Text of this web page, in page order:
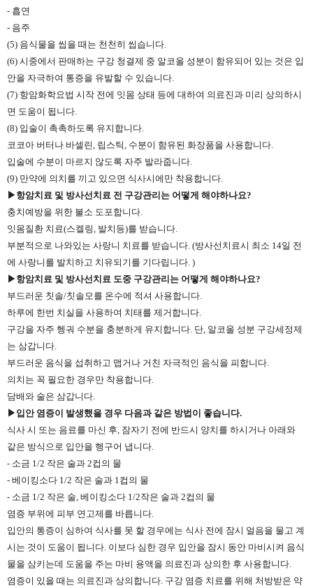
- 흡연
- 음주
(5) 음식물을 씹을 때는 천천히 씹습니다.
(6) 시중에서 판매하는 구강 청결제 중 알코올 성분이 함유되어 있는 것은 입
안을 자극하여 통증을 유발할 수 있습니다.
(7) 항암화학요법 시작 전에 잇몸 상태 등에 대하여 의료진과 미리 상의하시
면 도움이 됩니다.
(8) 입술이 촉촉하도록 유지합니다.
코코아 버터나 바셀린, 립스틱, 수분이 함유된 화장품을 사용합니다.
입술에 수분이 마르지 않도록 자주 발라줍니다.
(9) 만약에 의치를 끼고 있으면 식사시에만 착용합니다.
▶항암치료 및 방사선치료 전 구강관리는 어떻게 해야하나요?
충치예방을 위한 불소 도포합니다.
잇몸질환 치료(스켈링, 발치등)를 받습니다.
부분적으로 나와있는 사랑니 치료를 받습니다. (방사선치료시 최소 14일 전
에 사랑니를 발치하고 치유되기를 기다립니다. )
▶항암치료 및 방사선치료 도중 구강관리는 어떻게 해야하나요?
부드러운 칫솔/칫솔모를 온수에 적셔 사용합니다.
하루에 한번 치실을 사용하여 치태를 제거합니다.
구강을 자주 헹궈 수분을 충분하게 유지합니다. 단, 알코올 성분 구강세정제
는 삼갑니다.
부드러운 음식을 섭취하고 맵거나 거친 자극적인 음식을 피합니다.
의치는 꼭 필요한 경우만 착용합니다.
담배와 술은 삼갑니다.
▶입안 염증이 발생했을 경우 다음과 같은 방법이 좋습니다.
식사 시 또는 음료를 마신 후, 잠자기 전에 반드시 양치를 하시거나 아래와
같은 방식으로 입안을 헹구어 냅니다.
- 소금 1/2 작은 술과 2컵의 물
- 베이킹소다 1/2 작은 술과 1컵의 물
- 소금 1/2 작은 술, 베이킹소다 1/2작은 술과 2컵의 물
염증 부위에 피부 연고제를 바릅니다.
입안의 통증이 심하여 식사를 못 할 경우에는 식사 전에 잠시 얼음을 물고 계
시는 것이 도움이 됩니다. 이보다 심한 경우 입안을 잠시 동안 마비시켜 음식
물을 삼키는데 도움을 주는 마비 용액을 의료진과 상의한 후 사용합니다.
염증이 있을 때는 의료진과 상의합니다. 구강 염증 치료를 위해 처방받은 약